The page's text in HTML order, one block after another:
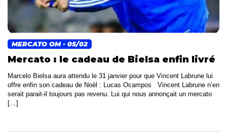
MERCATO OM- 05/02
Mercato : le cadeau de Bielsa enfin livré
Marcelo Bielsa aura attendu le 31 janvier pour que Vincent Labrune lui
offre enfin son cadeau de Noël : Lucas Ocampos Vincent Labrune n’en
serait parait-il toujours pas revenu. Lui qui nous annonçait un mercato
[…]